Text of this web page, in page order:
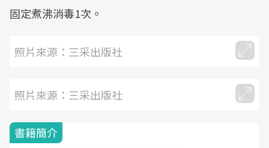
固定煮沸消毒1次。
照片來源：三采出版社
照片來源：三采出版社
書籍簡介